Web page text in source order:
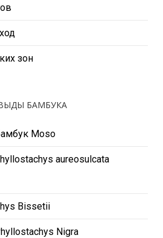
зон
БАМБУКА
Moso
aureosulcata
Bissetii
Nigra